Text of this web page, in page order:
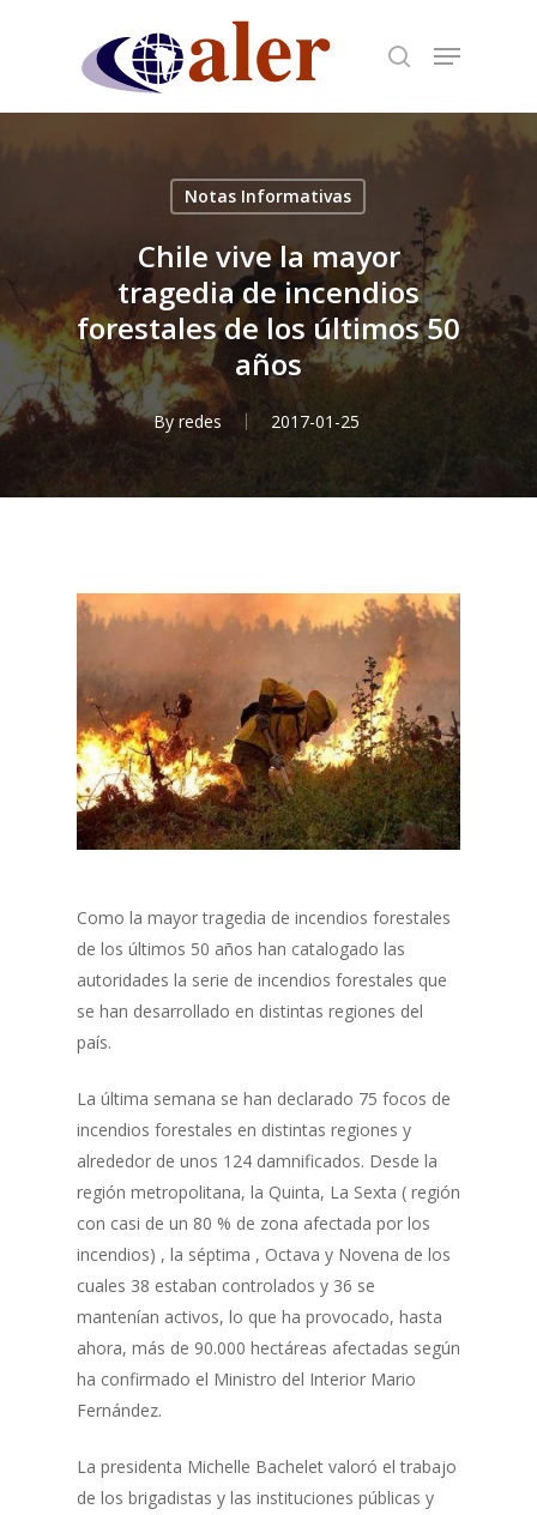
content
Notas Informativas
Chile vive la mayor
tragedia de incendios
forestales de los últimos 50
años
By redes 2017-01-25
Como la mayor tragedia de incendios forestales
de los últimos 50 años han catalogado las
autoridades la serie de incendios forestales que
se han desarrollado en distintas regiones del
país.
La última semana se han declarado 75 focos de
incendios forestales en distintas regiones y
alrededor de unos 124 damnificados. Desde la
región metropolitana, la Quinta, La Sexta ( región
con casi de un 80 % de zona afectada por los
incendios) , la séptima , Octava y Novena de los
cuales 38 estaban controlados y 36 se
mantenían activos, lo que ha provocado, hasta
ahora, más de 90.000 hectáreas afectadas según
ha confirmado el Ministro del Interior Mario
Fernández.
La presidenta Michelle Bachelet valoró el trabajo
de los brigadistas y las instituciones públicas y